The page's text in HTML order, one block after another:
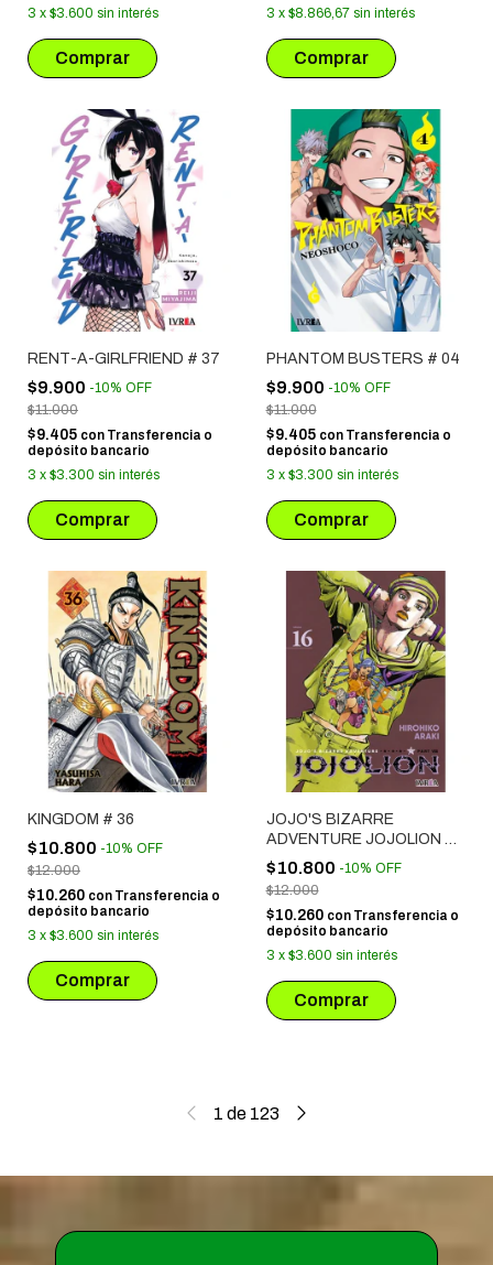
3 x $3.600 sin interés
3 x $8.866,67 sin interés
RENT-A-GIRLFRIEND # 37
$9.900 -10% OFF
$11.000
$9.405 con Transferencia o
depósito bancario
3 x $3.300 sin interés
PHANTOM BUSTERS # 04
$9.900 -10% OFF
$11.000
$9.405 con Transferencia o
depósito bancario
3 x $3.300 sin interés
KINGDOM # 36
$10.800 -10% OFF
$12.000
$10.260 con Transferencia o
depósito bancario
3 x $3.600 sin interés
JOJO'S BIZARRE
ADVENTURE JOJOLION #
16 (PARTE VIII)
$10.800 -10% OFF
$12.000
$10.260 con Transferencia o
depósito bancario
3 x $3.600 sin interés
1 de 123